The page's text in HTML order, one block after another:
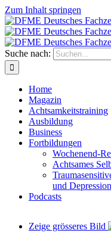
Zum Inhalt springen
Suche nach:
Home
Magazin
Achtsamkeitstraining
Ausbildung
Business
Fortbildungen
Wochenend-
Achtsames
und Depression
Podcasts
Zeige grösseres Bild